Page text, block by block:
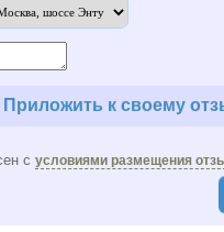
Приложить к своему
с условиями размещения